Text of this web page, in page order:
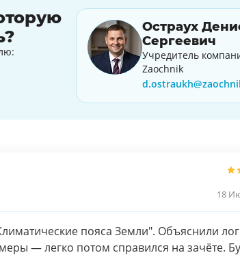
Остраух
Сергеевич
Учредитель
Zaochnik
18
пояса Земли". Объяснили
— легко потом справился на зачёте.